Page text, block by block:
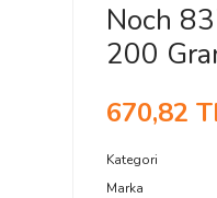
Noch
200
670,82
Kategori
Marka